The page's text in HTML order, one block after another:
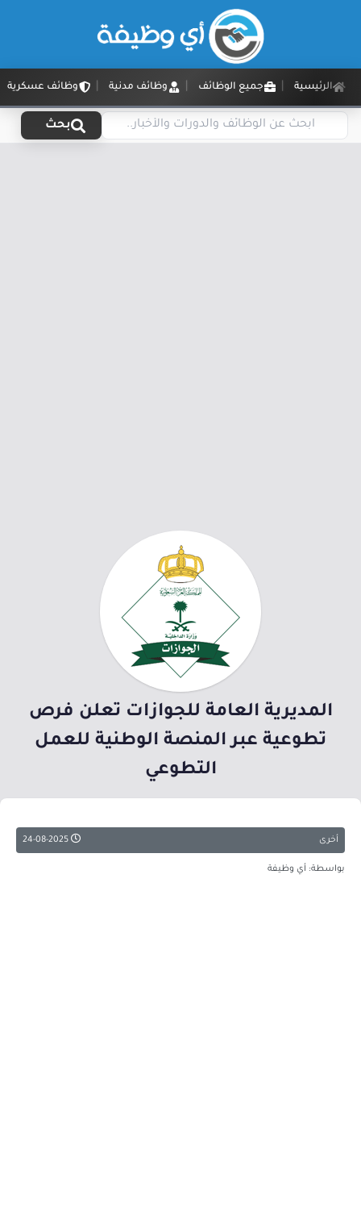
الرئيسية جميع الوظائف وظائف مدنية وظائف عسكرية
بحث
المديرية العامة للجوازات تعلن فرص
تطوعية عبر المنصة الوطنية للعمل
التطوعي
أخرى
بواسطة: أي وظيفة